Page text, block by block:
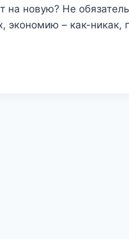
на новую? Не
экономию – как-